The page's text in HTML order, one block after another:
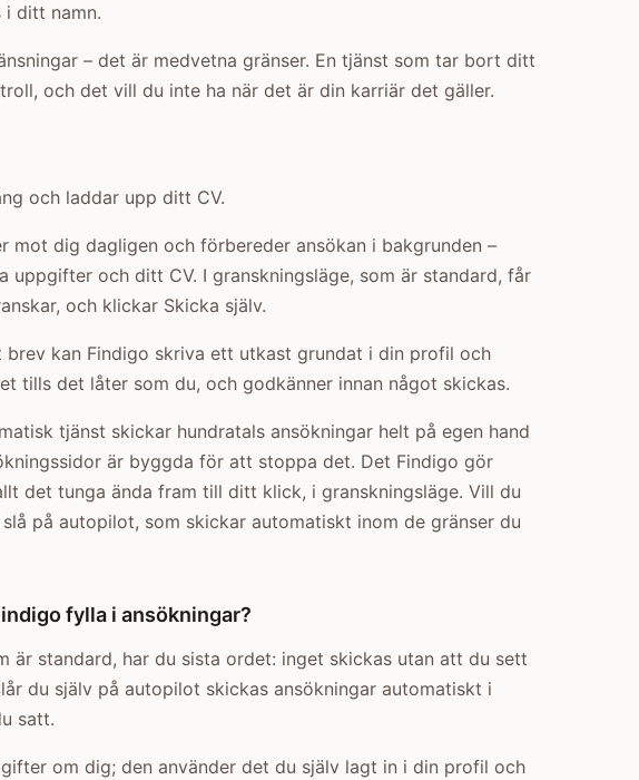
i ditt namn.
– det är medvetna gränser. En tjänst som tar bort ditt
och det vill du inte ha när det är din karriär det gäller.
och laddar upp ditt CV.
mot dig dagligen och förbereder ansökan i bakgrunden –
uppgifter och ditt CV. I granskningsläge, som är standard, får
och klickar Skicka själv.
brev kan Findigo skriva ett utkast grundat i din profil och
tills det låter som du, och godkänner innan något skickas.
tjänst skickar hundratals ansökningar helt på egen hand
är byggda för att stoppa det. Det Findigo gör
det tunga ända fram till ditt klick, i granskningsläge. Vill du
på autopilot, som skickar automatiskt inom de gränser du
fylla i ansökningar?
är standard, har du sista ordet: inget skickas utan att du sett
du själv på autopilot skickas ansökningar automatiskt i
satt.
om dig; den använder det du själv lagt in i din profil och